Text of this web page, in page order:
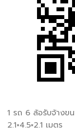
1 รถ 6 ล้อรับจ้างข
2.1×4.5×2.1 เมตร